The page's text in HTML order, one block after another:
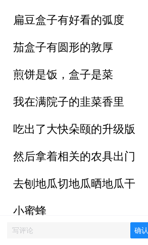
扁豆盒子有好看的弧度
茄盒子有圆形的敦厚
煎饼是饭，盒子是菜
我在满院子的韭菜香里
吃出了大快朵颐的升级版
然后拿着相关的农具出门
去刨地瓜切地瓜晒地瓜干
小蜜蜂
确认